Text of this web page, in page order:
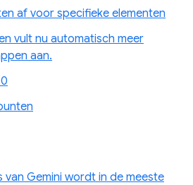
af ​​voor specifieke elementen
vult nu automatisch meer
aan.
van Gemini wordt in de meeste